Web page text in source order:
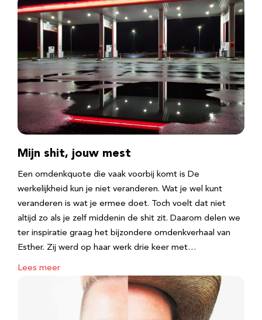
Mijn shit, jouw mest
Een omdenkquote die vaak voorbij komt is De
werkelijkheid kun je niet veranderen. Wat je wel kunt
veranderen is wat je ermee doet. Toch voelt dat niet
altijd zo als je zelf middenin de shit zit. Daarom delen we
ter inspiratie graag het bijzondere omdenkverhaal van
Esther. Zij werd op haar werk drie keer met…
Lees meer